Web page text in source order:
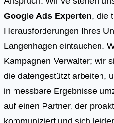
Google Ads Experten, die
Herausforderungen Ihres
Langenhagen eintauchen.
Kampagnen-Verwalter; wir
die datengestützt arbeiten,
in messbare Ergebnisse
auf einen Partner, der
kommuniziert und sich